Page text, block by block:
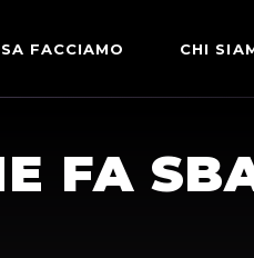
FACCIAMO CHI
FA